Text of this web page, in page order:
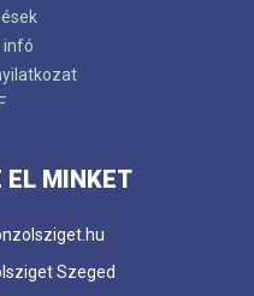
infó
EL MINKET
Szeged